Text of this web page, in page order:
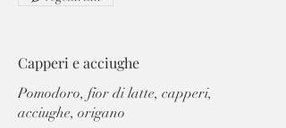
Capperi e acciughe
Pomodoro, fior di latte, capperi,
acciughe, origano